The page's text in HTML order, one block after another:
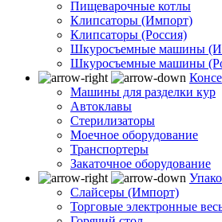
Пищеварочные котлы
Клипсаторы (Импорт)
Клипсаторы (Россия)
Шкуросъемные машины
Шкуросъемные машины
Машины для разделки кур
Автоклавы
Стерилизаторы
Моечное оборудование
Транспортеры
Закаточное оборудование
Слайсеры (Импорт)
Торговые электронные